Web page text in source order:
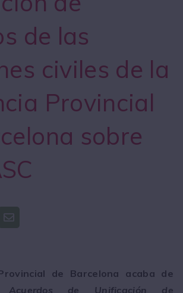
de las
civiles de la
Provincial
sobre
de Barcelona acaba de
Acuerdos de Unificación de